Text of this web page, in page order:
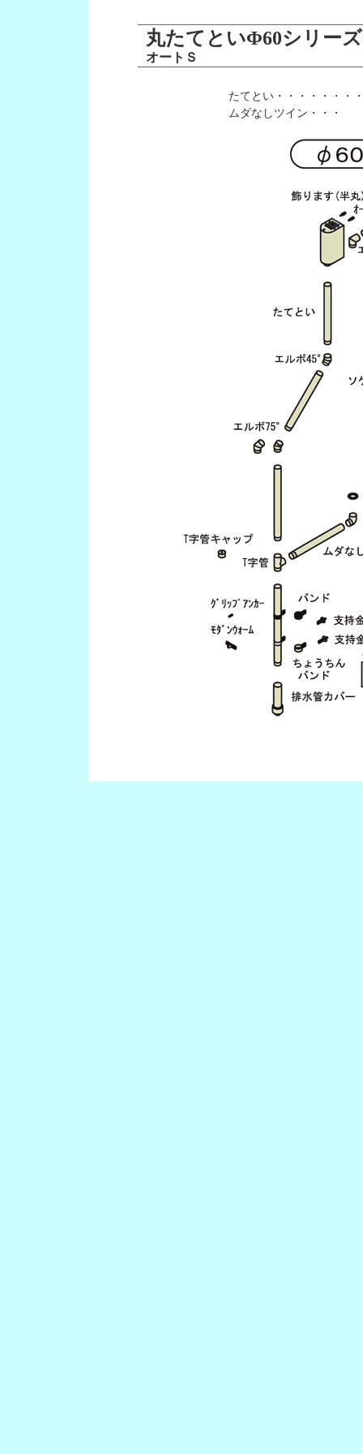
丸たてといΦ60シリー
オートＳ
たてとい・・・・・・・
ムダなしツイン・・・